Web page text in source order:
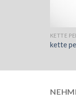
KETTE
kette